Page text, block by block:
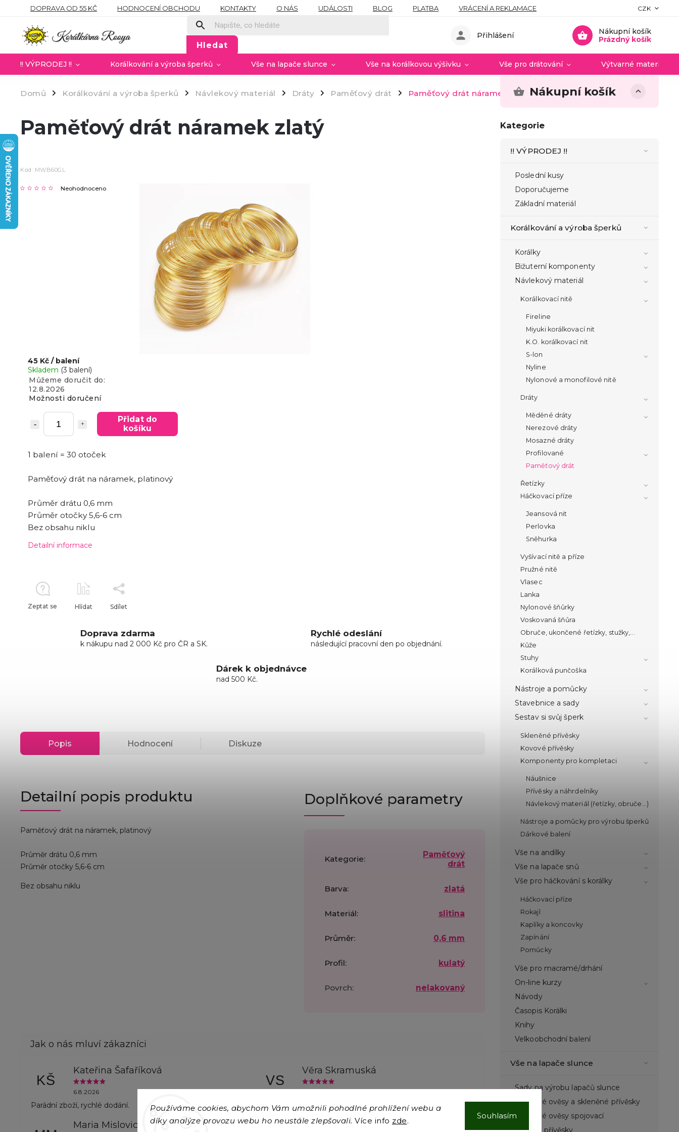
Používáme cookies, abychom Vám umožnili pohodlné prohlížení webu a
díky analýze provozu webu ho neustále zlepšovali. Více info zde.
Souhlasím
DOPRAVA OD 55 KČ HODNOCENÍ OBCHODU KONTAKTY O NÁS UDÁLOSTI BLOG PLATBA
VRÁCENÍ A REKLAMACE
PODMÍNKY OCHRANY OSOBNÍCH ÚDAJŮ
CZK
Hledat
Nákupní košík
Prázdný košík
Přihlášení
!! VÝPRODEJ !! Korálkování a výroba šperků Vše na lapače slunce Vše na korálkovou výšivku Vše pro drátování Výtvarné materiály a
Domů / Korálkování a výroba šperků / Návlekový materiál / Dráty / Paměťový drát / Paměťový drát náramek zlatý Nákupní košík
Kategorie
!! VÝPRODEJ !!
Poslední kusy
Doporučujeme
Základní materiál
Korálkování a výroba šperků
Korálky
Bižuterní komponenty
Návlekový materiál
Korálkovací nitě
Fireline
Miyuki korálkovací nit
K.O. korálkovací nit
S-lon
Nyline
Nylonové a monofilové nitě
Dráty
Měděné dráty
Nerezové dráty
Mosazné dráty
Profilované
Paměťový drát
Řetízky
Háčkovací příze
Jeansová nit
Perlovka
Sněhurka
Vyšívací nitě a příze
Pružné nitě
Vlasec
Lanka
Nylonové šňůrky
Voskovaná šňůra
Obruče, ukončené řetízky, stužky,...
Kůže
Stuhy
Korálková punčoška
Nástroje a pomůcky
Stavebnice a sady
Sestav si svůj šperk
Skleněné přívěsky
Kovové přívěsky
Komponenty pro kompletaci
Náušnice
Přívěsky a náhrdelníky
Návlekový materiál (řetízky, obruče...)
Nástroje a pomůcky pro výrobu šperků
Dárkové balení
Vše na andílky
Vše na lapače snů
Vše pro háčkování s korálky
Háčkovací příze
Rokajl
Kaplíky a koncovky
Zapínání
Pomůcky
Vše pro macramé/drhání
On-line kurzy
Návody
Časopis Korálki
Knihy
Velkoobchodní balení
Vše na lapače slunce
Sady na výrobu lapačů slunce
Lustrové ověsy a skleněné přívěsky
Lustrové ověsy spojovací
Kovové přívěsky
Paměťový drát náramek zlatý
Kód: MWB60GL
Neohodnoceno
45 Kč / balení
Skladem (3 balení)
Můžeme doručit do:
12.8.2026
Možnosti doručení
Přidat do
košíku
1 balení = 30 otoček
Paměťový drát na náramek, platinový
Průměr drátu 0,6 mm
Průměr otočky 5,6-6 cm
Bez obsahu niklu
Detailní informace
Zeptat se Hlídat Sdílet
Doprava zdarma
k nákupu nad 2 000 Kč pro ČR a SK.
Rychlé odeslání
následující pracovní den po objednání.
Dárek k objednávce
nad 500 Kč.
Popis Hodnocení Diskuze
Detailní popis produktu
Paměťový drát na náramek, platinový
Průměr drátu 0,6 mm
Průměr otočky 5,6-6 cm
Bez obsahu niklu
Doplňkové parametry
Kategorie:
Paměťový
drát
Barva: zlatá
Materiál: slitina
Průměr: 0,6 mm
Profil: kulatý
Povrch: nelakovaný
KŠ
Kateřina Šafaříková
6.8.2026
Parádní zboží, rychlé dodání.
VS
Věra Skramuská
Maria Mislovicova Eva Jehličková